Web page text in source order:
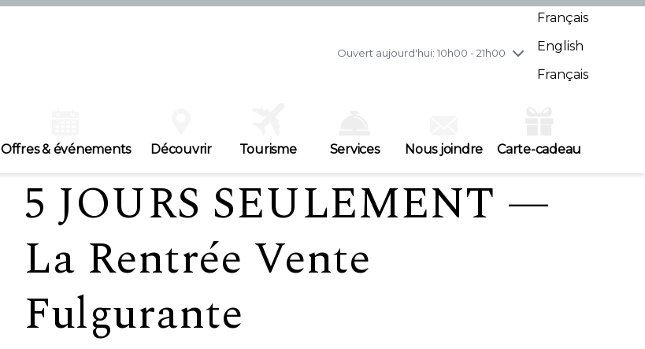
Ouvert aujourd'hui: 10h00 - 21h00
mercredi8/5
10h00 - 21h00
vendredi8/7
10h00 - 21h00
Français
English
Français
Offres & événements Découvrir Tourisme Services Nous joindre Carte-cadeau
5 JOURS SEULEMENT —
La Rentrée Vente
Fulgurante